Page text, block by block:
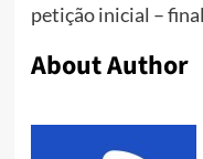
petição inicial –
About Author